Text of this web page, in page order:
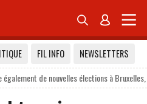
 
FIL INFO
NEWSLETTERS
également de nouvelles élections à